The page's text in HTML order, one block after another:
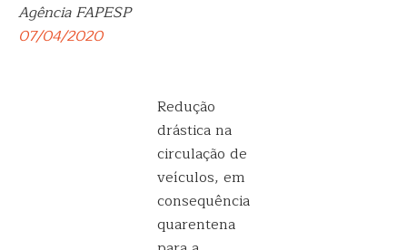
Agência FAPESP
07/04/2020
Redução
drástica na
circulação de
veículos, em
consequência
quarentena